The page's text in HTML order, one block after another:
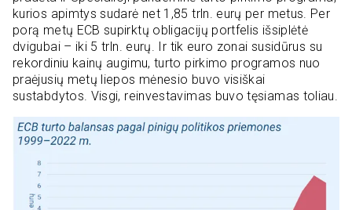
kurios apimtys sudarė net 1,85 trln. eurų per metus. Per
porą metų ECB supirktų obligacijų portfelis išsiplėtė
dvigubai – iki 5 trln. eurų. Ir tik euro zonai susidūrus su
rekordiniu kainų augimu, turto pirkimo programos nuo
praėjusių metų liepos mėnesio buvo visiškai
sustabdytos. Visgi, reinvestavimas buvo tęsiamas toliau.